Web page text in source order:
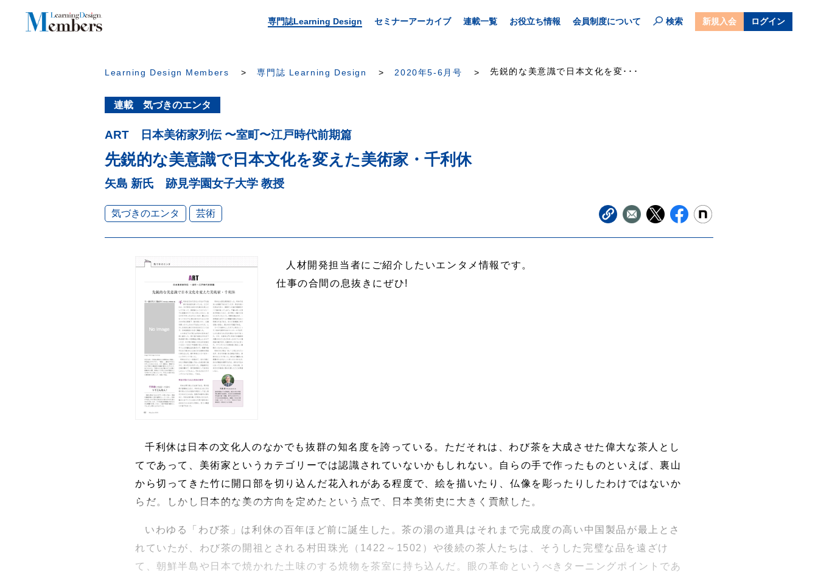
専門誌Learning Design セミナーアーカイブ 連載一覧 お役立ち情報 会員制度について 検索 新規入会 ログイン
Learning Design Members 専門誌 Learning Design 2020年5-6月号 先鋭的な美意識で日本文化を変･･･
連載 気づきのエンタ
ART 日本美術家列伝 〜室町〜江戸時代前期篇
先鋭的な美意識で日本文化を変えた美術家・千利休
矢島 新氏 跡見学園女子大学 教授
気づきのエンタ 芸術
人材開発担当者にご紹介したいエンタメ情報です。
仕事の合間の息抜きにぜひ!
千利休は日本の文化人のなかでも抜群の知名度を誇っている。ただそれは、わび茶を大成させた偉大な茶人とし
てであって、美術家というカテゴリーでは認識されていないかもしれない。自らの手で作ったものといえば、裏山
から切ってきた竹に開口部を切り込んだ花入れがある程度で、絵を描いたり、仏像を彫ったりしたわけではないか
らだ。しかし日本的な美の方向を定めたという点で、日本美術史に大きく貢献した。
いわゆる「わび茶」は利休の百年ほど前に誕生した。茶の湯の道具はそれまで完成度の高い中国製品が最上とさ
れていたが、わび茶の開祖とされる村田珠光（1422～1502）や後続の茶人たちは、そうした完璧な品を遠ざけ
て、朝鮮半島や日本で焼かれた土味のする焼物を茶室に持ち込んだ。眼の革命というべきターニングポイントであ